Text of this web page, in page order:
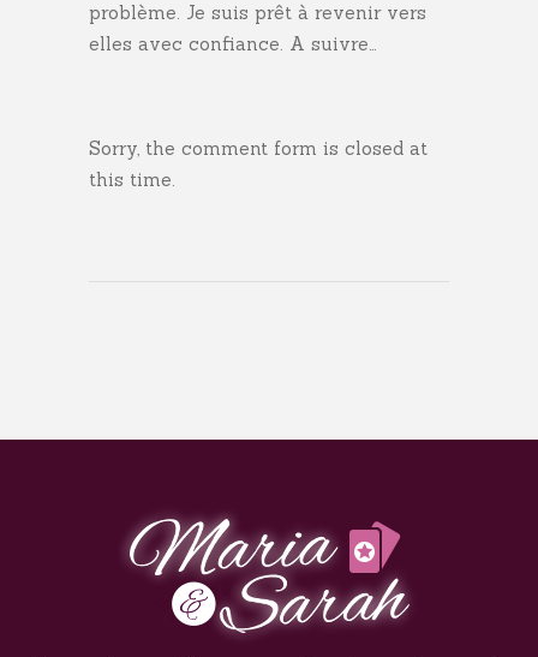
problème. Je suis prêt à revenir vers
elles avec confiance. A suivre…
Sorry, the comment form is closed at
this time.